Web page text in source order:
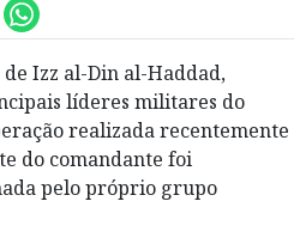
Izz al-Din al-Haddad,
líderes militares do
realizada recentemente
do comandante foi
pelo próprio grupo